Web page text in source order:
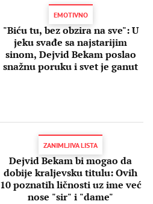
EMOTIVNO
"Biću tu, bez obzira na sve": U
jeku svađe sa najstarijim
sinom, Dejvid Bekam poslao
snažnu poruku i svet je ganut
ZANIMLJIVA LISTA
Dejvid Bekam bi mogao da
dobije kraljevsku titulu: Ovih
10 poznatih ličnosti uz ime već
nose "sir" i "dame"